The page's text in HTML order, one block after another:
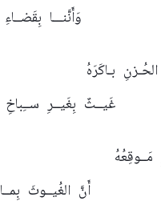
وَأَنَّنـــا بِقَضــاءِ
الحُـزنِ بـاكَرَهُ
غَيــثٌ بِغَيــرِ ســِباخِ
مَــوقِعُهُ
أَنَّ الغُيــوثَ بِمــا